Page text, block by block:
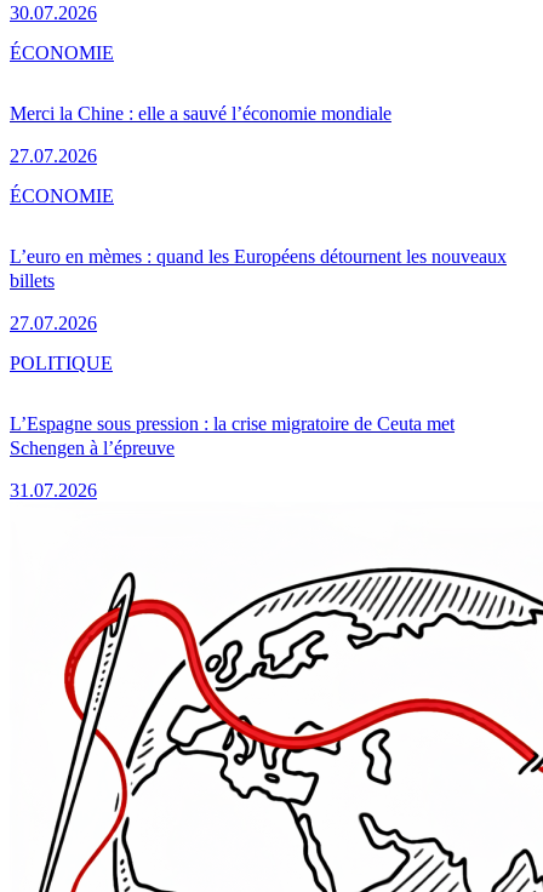
30.07.2026
Merci la Chine : elle a sauvé l’économie mondiale
27.07.2026
ÉCONOMIE
L’euro en mèmes : quand les Européens détournent les nouveaux
billets
27.07.2026
ÉCONOMIE
L’Espagne sous pression : la crise migratoire de Ceuta met
Schengen à l’épreuve
31.07.2026
POLITIQUE